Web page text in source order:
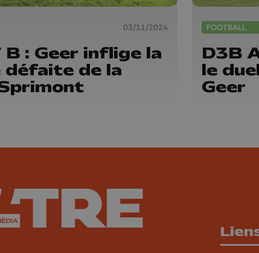
03/11/2024
B : Geer inflige la
défaite de la
FOOTBALL
D3B
le
Geer